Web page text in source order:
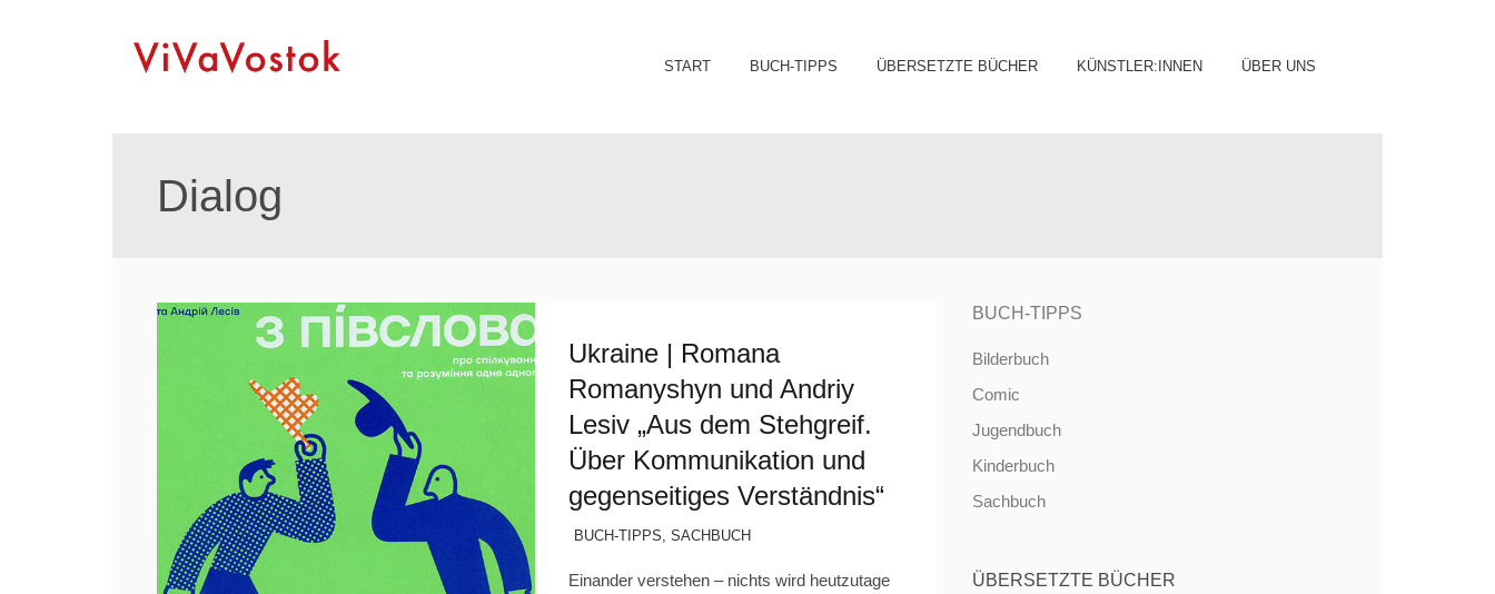
Skip
START BUCH-TIPPS ÜBERSETZTE BÜCHER KÜNSTLER:INNEN ÜBER UNS
Dialog
Ukraine | Romana
Romanyshyn und Andriy
Lesiv „Aus dem Stehgreif.
Über Kommunikation und
gegenseitiges Verständnis“
BUCH-TIPPS, SACHBUCH
Einander verstehen – nichts wird heutzutage
BUCH-TIPPS
Bilderbuch
Comic
Jugendbuch
Kinderbuch
Sachbuch
ÜBERSETZTE BÜCHER